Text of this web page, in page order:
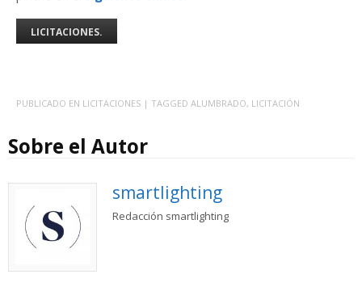
LICITACIONES.
PUBLICADO EN LICITACIONES | TAGGED ALUMBRADO, LICITACIÓN
Sobre el Autor
smartlighting
Redacción smartlighting